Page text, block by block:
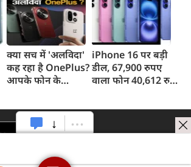
क्या सच में 'अलविदा'
कह रहा है OnePlus?
आपके फोन के
iPhone 16 पर बड़ी
डील, 67,900 रुपए
वाला फोन 40,612 रुपए